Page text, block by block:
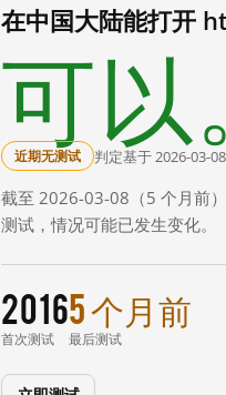
在中国大陆能打开
可以
近期无测试 判定基于 2026-03-
截至 2026-03-08（5 个月前
测试，情况可能已发生变化。
2016
首次测试
5 个月前
最后测试